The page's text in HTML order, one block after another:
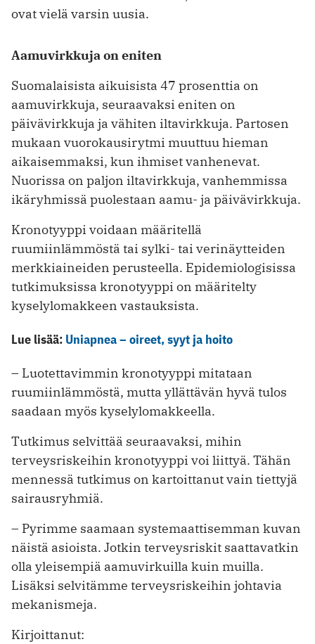
ovat vielä varsin uusia.
Aamuvirkkuja on eniten
Suomalaisista aikuisista 47 prosenttia on
aamuvirkkuja, seuraavaksi eniten on
päivävirkkuja ja vähiten iltavirkkuja. Partosen
mukaan vuorokausirytmi muuttuu hieman
aikaisemmaksi, kun ihmiset vanhenevat.
Nuorissa on paljon iltavirkkuja, vanhemmissa
ikäryhmissä puolestaan aamu- ja päivävirkkuja.
Kronotyyppi voidaan määritellä
ruumiinlämmöstä tai sylki- tai verinäytteiden
merkkiaineiden perusteella. Epidemiologisissa
tutkimuksissa kronotyyppi on määritelty
kyselylomakkeen vastauksista.
Lue lisää: Uniapnea – oireet, syyt ja hoito
– Luotettavimmin kronotyyppi mitataan
ruumiinlämmöstä, mutta yllättävän hyvä tulos
saadaan myös kyselylomakkeella.
Tutkimus selvittää seuraavaksi, mihin
terveysriskeihin kronotyyppi voi liittyä. Tähän
mennessä tutkimus on kartoittanut vain tiettyjä
sairausryhmiä.
– Pyrimme saamaan systemaattisemman kuvan
näistä asioista. Jotkin terveysriskit saattavatkin
olla yleisempiä aamuvirkuilla kuin muilla.
Lisäksi selvitämme terveysriskeihin johtavia
mekanismeja.
Kirjoittanut: